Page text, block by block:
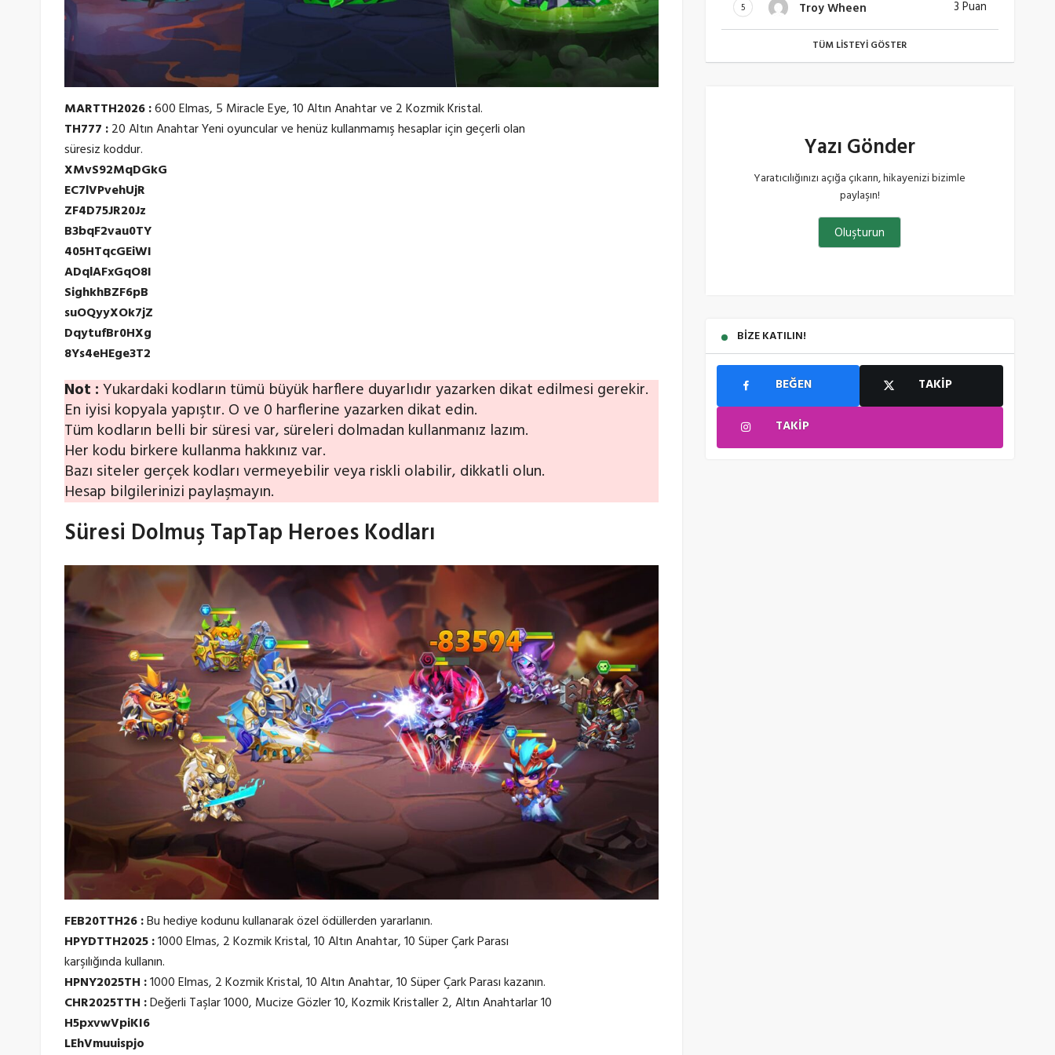
MARTTH2026 :600 Elmas, 5 Miracle Eye, 10 Altın Anahtar ve 2 Kozmik Kristal.
TH777 :20 Altın Anahtar Yeni oyuncular ve henüz kullanmamış hesaplar için geçerli olan
süresiz koddur.
XMvS92MqDGkG
EC7lVPvehUjR
ZF4D75JR20Jz
B3bqF2vau0TY
405HTqcGEiWI
ADqlAFxGqO8I
SighkhBZF6pB
suOQyyXOk7jZ
DqytufBr0HXg
8Ys4eHEge3T2
Not :Yukardaki kodların tümü büyük harflere duyarlıdır yazarken dikat edilmesi gerekir.
En iyisi kopyala yapıştır. O ve 0 harflerine yazarken dikat edin.
Tüm kodların belli bir süresi var, süreleri dolmadan kullanmanız lazım.
Her kodu birkere kullanma hakkınız var.
Bazı siteler gerçek kodları vermeyebilir veya riskli olabilir, dikkatli olun.
Hesap bilgilerinizi paylaşmayın.
Süresi Dolmuş TapTap Heroes Kodları
FEB20TTH26 :Bu hediye kodunu kullanarak özel ödüllerden yararlanın.
HPYDTTH2025 :1000 Elmas, 2 Kozmik Kristal, 10 Altın Anahtar, 10 Süper Çark Parası
karşılığında kullanın.
HPNY2025TH :1000 Elmas, 2 Kozmik Kristal, 10 Altın Anahtar, 10 Süper Çark Parası kazanın.
CHR2025TTH :Değerli Taşlar 1000, Mucize Gözler 10, Kozmik Kristaller 2, Altın Anahtarlar 10
H5pxvwVpiKI6
LEhVmuuispjo
5 Troy Wheen 3 Puan
TÜM LISTEYI GÖSTER
Yazı Gönder
Yaratıcılığınızı açığa çıkarın, hikayenizi bizimle
paylaşın!
Oluşturun
BIZE KATILIN!
BEĞEN TAKIP
TAKIP